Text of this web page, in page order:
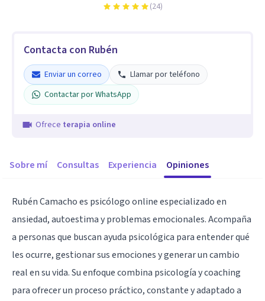
(24)
Contacta con Rubén
Enviar un correo
Llamar por teléfono
Contactar por WhatsApp
Ofrece terapia online
Sobre mí Consultas Experiencia Opiniones
Rubén Camacho es psicólogo online especializado en
ansiedad, autoestima y problemas emocionales. Acompaña
a personas que buscan ayuda psicológica para entender qué
les ocurre, gestionar sus emociones y generar un cambio
real en su vida. Su enfoque combina psicología y coaching
para ofrecer un proceso práctico, constante y adaptado a